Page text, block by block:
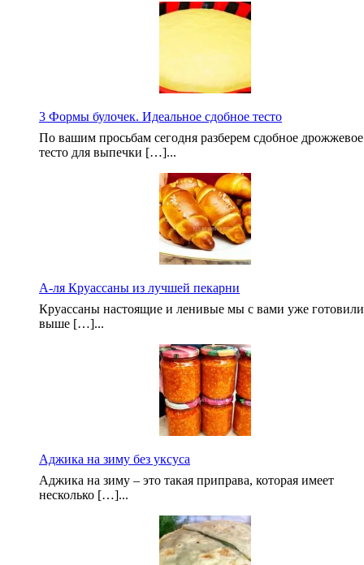
3 Формы булочек. Идеальное сдобное тесто
По вашим просьбам сегодня разберем сдобное дрожжевое
тесто для выпечки […]...
А-ля Круассаны из лучшей пекарни
Круассаны настоящие и ленивые мы с вами уже
выше […]...
Аджика на зиму без уксуса
Аджика на зиму – это такая приправа, которая имеет
несколько […]...